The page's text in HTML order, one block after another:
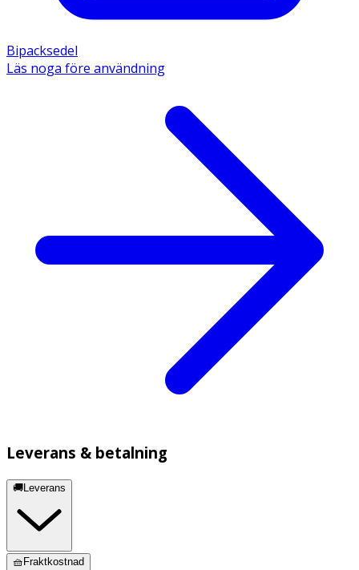
Bipacksedel
Läs noga före användning
Leverans & betalning
🚚Leverans
🧺Fraktkostnad